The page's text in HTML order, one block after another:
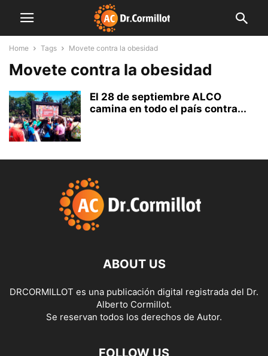
Home Tags Movete contra la obesidad
Movete contra la obesidad
El 28 de septiembre ALCO
camina en todo el país contra...
ABOUT US
DRCORMILLOT es una publicación digital registrada del Dr.
Alberto Cormillot.
Se reservan todos los derechos de Autor.
FOLLOW US